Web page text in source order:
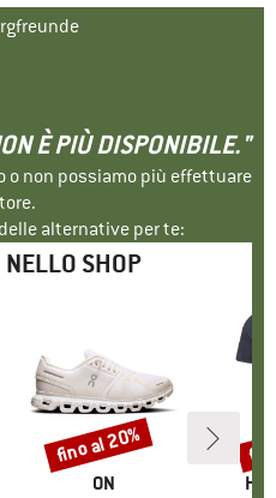
È PIÙ DISPONIBILE."
o non possiamo più effettuare
alternative per te:
SHOP
MARCHIO
ON
Sconto
fino al 20%